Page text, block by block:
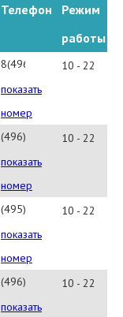
Телефон
Режим
работы
8(496)467-
24-
99
показать
номер
10 - 22
(496)
467-
3881
показать
номер
10 - 22
(495)
552-
2222
показать
номер
10 - 22
(496)
482-
показать
10 - 22